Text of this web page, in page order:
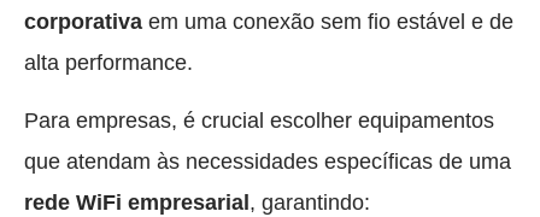
corporativa em uma conexão sem fio estável e de
alta performance.
Para empresas, é crucial escolher equipamentos
que atendam às necessidades específicas de uma
rede WiFi empresarial , garantindo: